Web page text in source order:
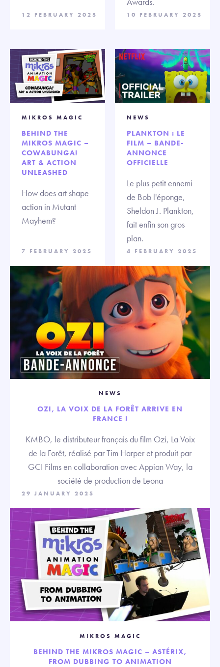
12 FEBRUARY 2025 10 FEBRUARY 2025
MIKROS MAGIC
BEHIND THE
MIKROS MAGIC –
COWABUNGA!
ART & ACTION
UNLEASHED
How does art shape
action in Mutant
Mayhem?
7 FEBRUARY 2025
NEWS
PLANKTON : LE
FILM – BANDE-
ANNONCE
OFFICIELLE
Le plus petit ennemi
de Bob l'éponge,
Sheldon J. Plankton,
fait enfin son gros
plan.
4 FEBRUARY 2025
NEWS
OZI, LA VOIX DE LA FORÊT ARRIVE EN
FRANCE !
KMBO, le distributeur français du film Ozi, La Voix
de la Forêt, réalisé par Tim Harper et produit par
GCI Films en collaboration avec Appian Way, la
société de production de Leona
29 JANUARY 2025
MIKROS MAGIC
BEHIND THE MIKROS MAGIC – ASTÉRIX,
FROM DUBBING TO ANIMATION